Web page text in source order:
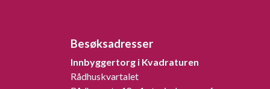
Besøksadresser
Innbyggertorg i Kvadraturen
Rådhuskvartalet